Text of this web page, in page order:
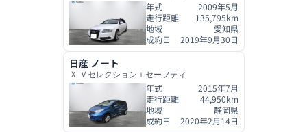
年式
2009年5月
走行距離
135,795km
地域
愛知県
成約日
2019年9月30日
日産 ノート
Ｘ Ｖセレクション＋セーフティ
年式
2015年7月
走行距離
44,950km
地域
静岡県
成約日
2020年2月14日